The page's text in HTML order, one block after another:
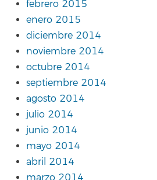
febrero 2015
enero 2015
diciembre 2014
noviembre 2014
octubre 2014
septiembre 2014
agosto 2014
julio 2014
junio 2014
mayo 2014
abril 2014
marzo 2014